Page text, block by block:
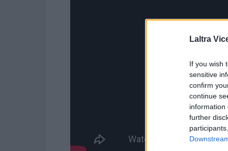
Laltra
If you wish
sensitive
confirm
continue
information
further